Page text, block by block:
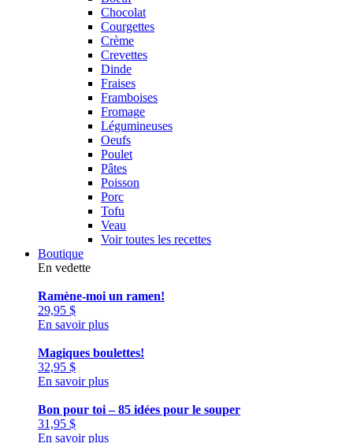
Chocolat
Courgettes
Crème
Crevettes
Dinde
Fraises
Framboises
Fromage
Légumineuses
Oeufs
Poulet
Pâtes
Poisson
Porc
Tofu
Veau
Voir toutes les recettes
Boutique
En vedette
Ramène-moi un ramen!
29,95 $
En savoir plus
Magiques boulettes!
32,95 $
En savoir plus
Bon pour toi – 85 idées pour le souper
31,95 $
En savoir plus